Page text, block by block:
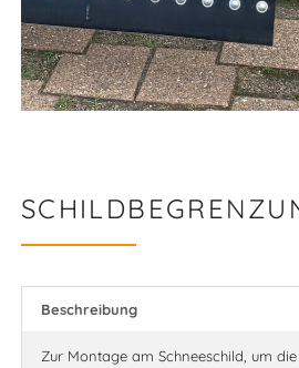
Beschreibung
Zur Montage am Schneeschild, um